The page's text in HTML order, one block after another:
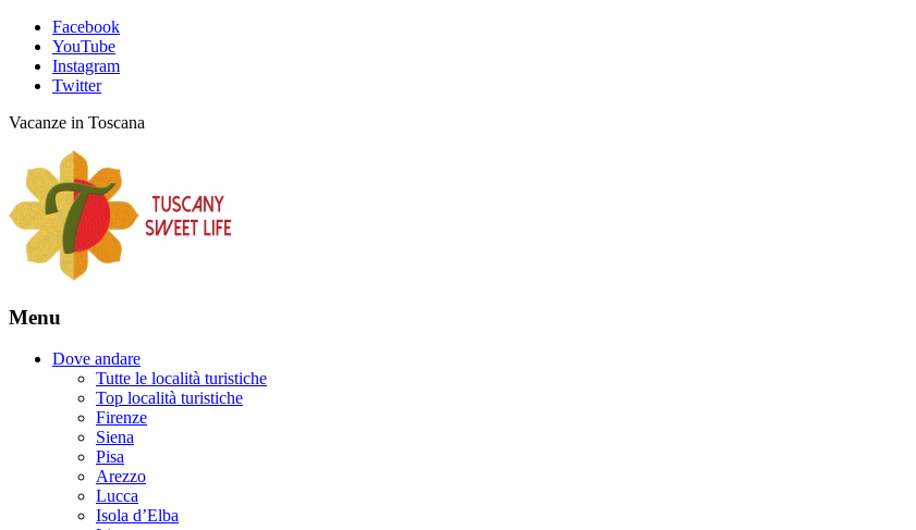
Facebook
YouTube
Instagram
Twitter
Vacanze in Toscana
Menu
Dove andare
Tutte le località turistiche
Top località turistiche
Firenze
Siena
Pisa
Arezzo
Lucca
Isola d’Elba